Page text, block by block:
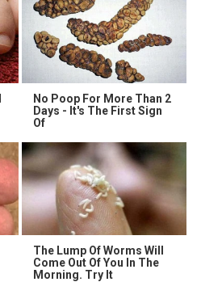
No Poop For More Than 2
Days - It's The First Sign
Of
The Lump Of Worms Will
Come Out Of You In The
Morning. Try It